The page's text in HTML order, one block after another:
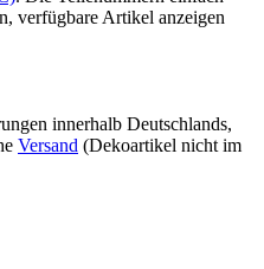
verfügbare Artikel anzeigen
innerhalb Deutschlands,
Versand (Dekoartikel nicht im